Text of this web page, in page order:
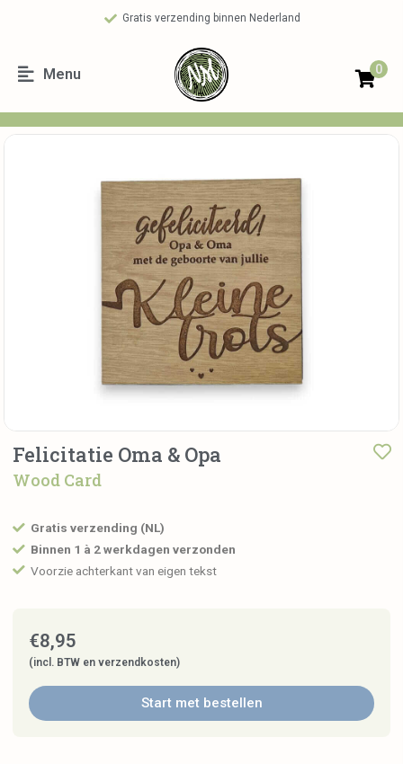
Gratis verzending binnen Nederland
Menu 0
Felicitatie Oma & Opa
Wood Card
Gratis verzending (NL)
Binnen 1 à 2 werkdagen verzonden
Voorzie achterkant van eigen tekst
€8,95
(incl. BTW en verzendkosten)
Start met bestellen